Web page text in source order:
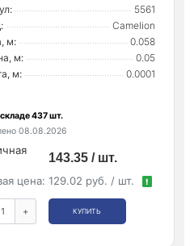
5561
Camelion
м:
0.058
м:
0.05
м:
0.0001
437 шт.
08.08.2026
143.35 / шт.
цена: 129.02 руб. / шт. !
+ КУПИТЬ